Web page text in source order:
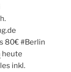
80€ #Berlin
heute
inkl.